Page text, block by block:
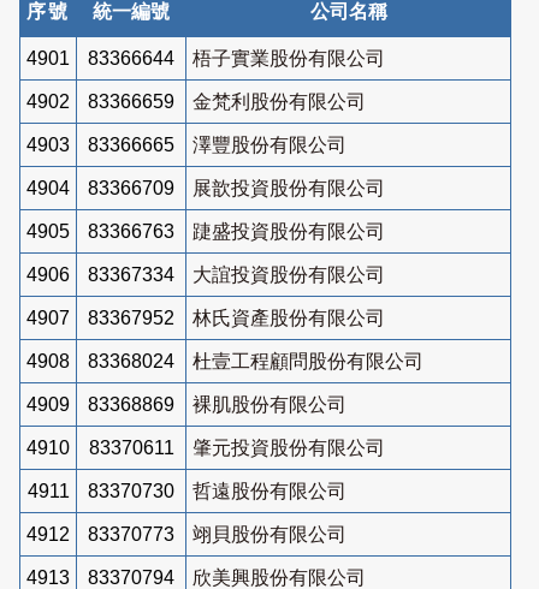
序號 統一編號 公司名稱
4901 83366644 梧子實業股份有限公司
4902 83366659 金梵利股份有限公司
4903 83366665 澤豐股份有限公司
4904 83366709 展歆投資股份有限公司
4905 83366763 踕盛投資股份有限公司
4906 83367334 大誼投資股份有限公司
4907 83367952 林氏資產股份有限公司
4908 83368024 杜壹工程顧問股份有限公司
4909 83368869 裸肌股份有限公司
4910 83370611 肇元投資股份有限公司
4911 83370730 哲遠股份有限公司
4912 83370773 翊貝股份有限公司
4913 83370794 欣美興股份有限公司